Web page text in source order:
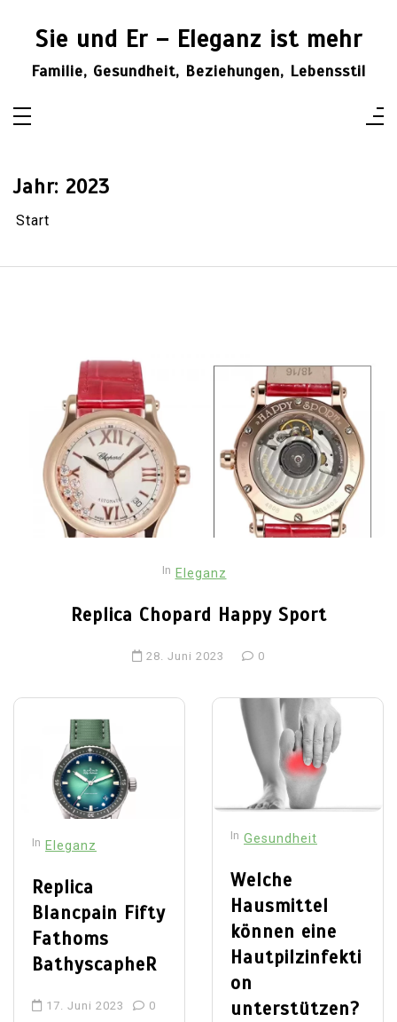
springenSie und Er – Eleganz ist mehr
Familie, Gesundheit, Beziehungen, Lebensstil
Jahr: 2023
Start
In Eleganz
Replica Chopard Happy Sport
28. Juni 2023 0
In Eleganz
Replica
Blancpain Fifty
Fathoms
BathyscapheR
17. Juni 2023 0
In Gesundheit
Welche
Hausmittel
können eine
Hautpilzinfekti
on
unterstützen?